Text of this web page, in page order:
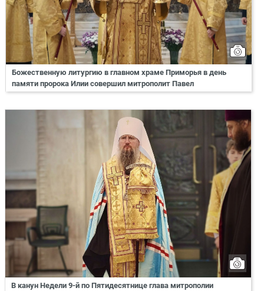
Божественную литургию в главном храме Приморья в день
памяти пророка Илии совершил митрополит Павел
В канун Недели 9-й по Пятидесятнице глава митрополии